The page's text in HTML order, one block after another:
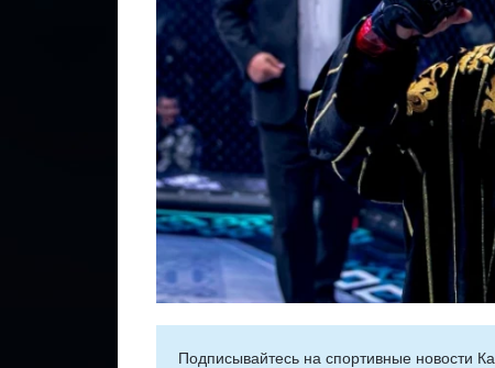
Подписывайтесь на cпортивные новости